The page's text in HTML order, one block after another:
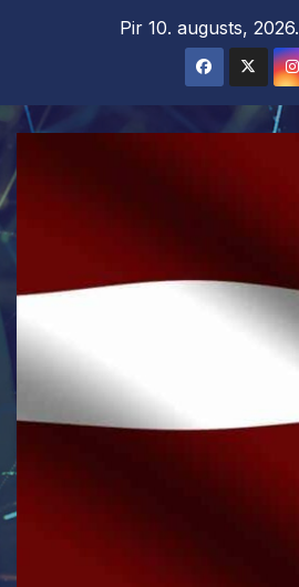
Pir 10. augusts, 2026.